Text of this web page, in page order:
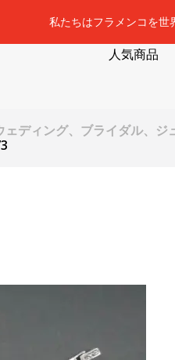
私たちはフラメンコを世
人気商品
ェディング、ブライダル、ジ